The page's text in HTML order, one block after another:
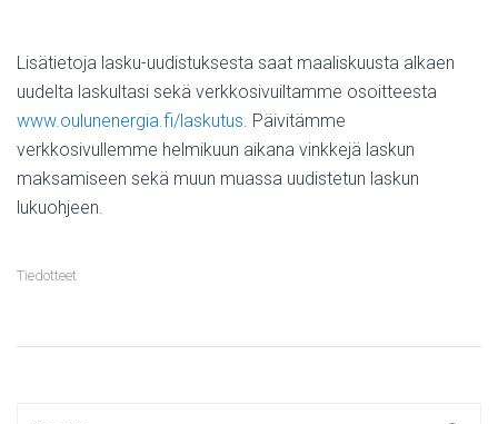
Lisätietoja lasku-uudistuksesta saat maaliskuusta alkaen
uudelta laskultasi sekä verkkosivuiltamme osoitteesta
www.oulunenergia.fi/laskutus. Päivitämme
verkkosivullemme helmikuun aikana vinkkejä laskun
maksamiseen sekä muun muassa uudistetun laskun
lukuohjeen.
Tiedotteet